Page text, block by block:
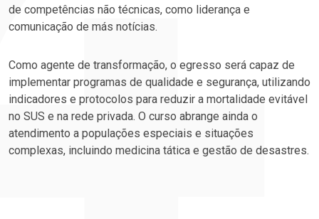
de competências não técnicas, como liderança e
comunicação de más notícias.
Como agente de transformação, o egresso será capaz de
implementar programas de qualidade e segurança, utilizando
indicadores e protocolos para reduzir a mortalidade evitável
no SUS e na rede privada. O curso abrange ainda o
atendimento a populações especiais e situações
complexas, incluindo medicina tática e gestão de desastres.